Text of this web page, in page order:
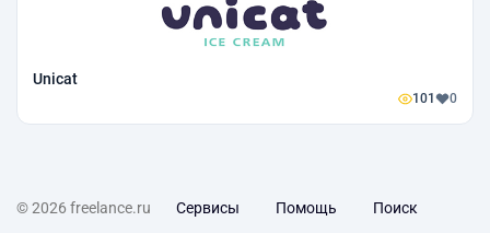
Unicat
101 0
© 2026 freelance.ru Сервисы Помощь Поиск